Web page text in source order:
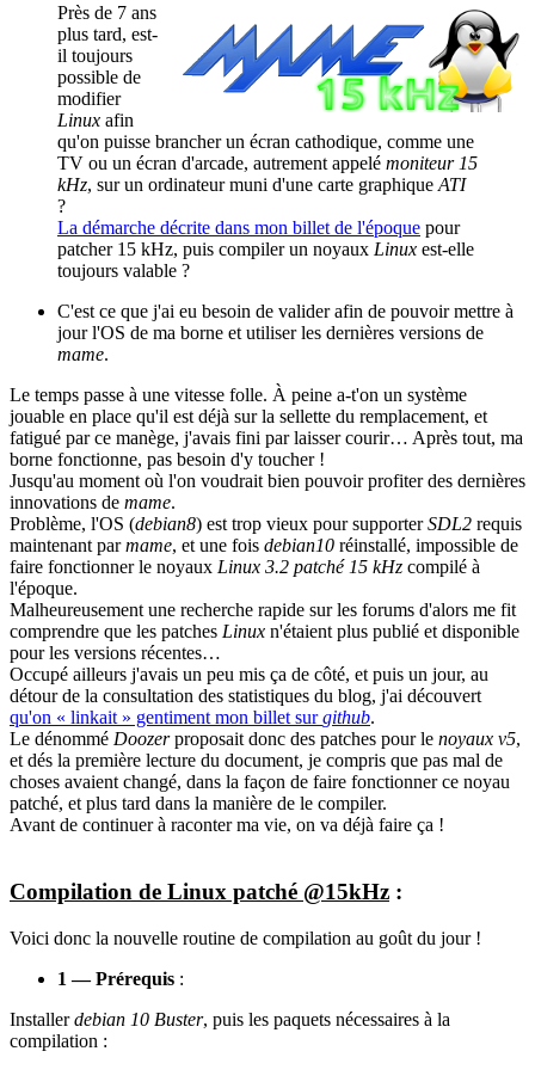
Près de 7 ans
plus tard, est-
il toujours
possible de
modifier
Linux afin
qu'on puisse brancher un écran cathodique, comme une
TV ou un écran d'arcade, autrement appelé moniteur 15
kHz, sur un ordinateur muni d'une carte graphique ATI
?
La démarche décrite dans mon billet de l'époque pour
patcher 15 kHz, puis compiler un noyaux Linux est-elle
toujours valable ?
C'est ce que j'ai eu besoin de valider afin de pouvoir mettre à
jour l'OS de ma borne et utiliser les dernières versions de
mame.
Le temps passe à une vitesse folle. À peine a-t'on un système
jouable en place qu'il est déjà sur la sellette du remplacement, et
fatigué par ce manège, j'avais fini par laisser courir… Après tout, ma
borne fonctionne, pas besoin d'y toucher !
Jusqu'au moment où l'on voudrait bien pouvoir profiter des dernières
innovations de mame.
Problème, l'OS (debian8) est trop vieux pour supporterSDL2 requis
maintenant parmame, et une fois debian10 réinstallé, impossible de
faire fonctionner le noyaux Linux 3.2 patché 15 kHz compilé à
l'époque.
Malheureusement une recherche rapide sur les forums d'alors me fit
comprendre que les patches Linux n'étaient plus publié et disponible
pour les versions récentes…
Occupé ailleurs j'avais un peu mis ça de côté, et puis un jour, au
détour de la consultation des statistiques du blog, j'ai découvert
qu'on « linkait » gentiment mon billet surgithub.
Le dénommé Doozerproposait donc des patches pour le noyaux v5,
et dés la première lecture du document, je compris que pas mal de
choses avaient changé, dans la façon de faire fonctionner ce noyau
patché, et plus tard dans la manière de le compiler.
Avant de continuer à raconter ma vie, on va déjà faire ça !
Compilation de Linux patché @15kHz :
Voici donc la nouvelle routine de compilation au goût du jour !
1 — Prérequis :
Installerdebian 10 Buster, puis les paquets nécessaires à la
compilation :